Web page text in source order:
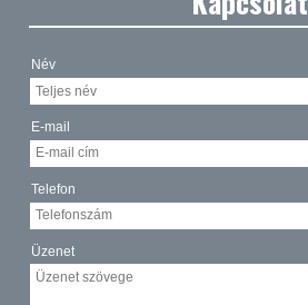
Név
E-mail
Telefon
Üzenet